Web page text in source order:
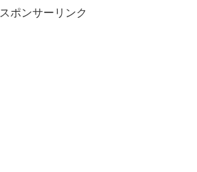
スポンサーリンク